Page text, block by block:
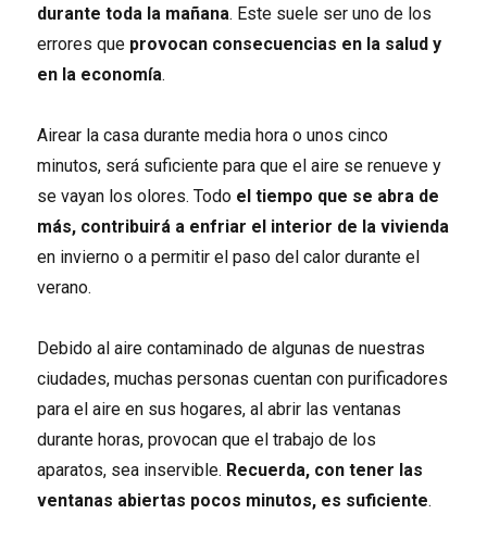
durante toda la mañana. Este suele ser uno de los
errores que provocan consecuencias en la salud y
en la economía.
Airear la casa durante media hora o unos cinco
minutos, será suficiente para que el aire se renueve y
se vayan los olores. Todo el tiempo que se abra de
más, contribuirá a enfriar el interior de la vivienda
en invierno o a permitir el paso del calor durante el
verano.
Debido al aire contaminado de algunas de nuestras
ciudades, muchas personas cuentan con purificadores
para el aire en sus hogares, al abrir las ventanas
durante horas, provocan que el trabajo de los
aparatos, sea inservible. Recuerda, contener las
ventanas abiertas pocos minutos, es suficiente.